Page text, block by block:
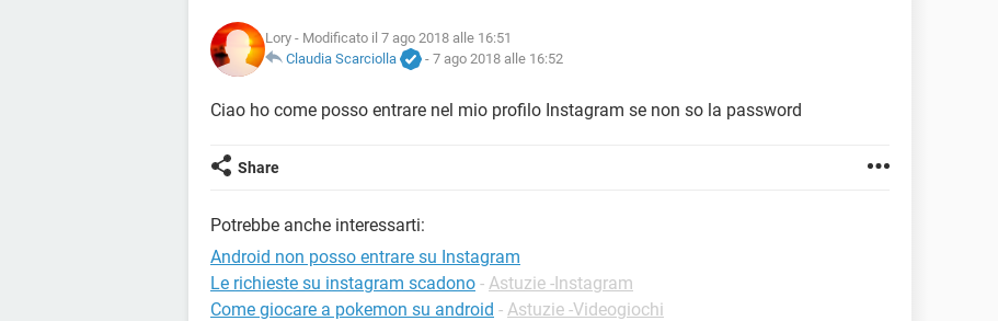
Lory - Modificato il 7 ago 2018 alle 16:51
Claudia Scarciolla
- 7 ago 2018 alle 16:52
Ciao ho come posso entrare nel mio profilo Instagram se non so la password
Share
Potrebbe anche interessarti:
Android non posso entrare su Instagram
Le richieste su instagram scadono - Astuzie -Instagram
Come giocare a pokemon su android - Astuzie -Videogiochi